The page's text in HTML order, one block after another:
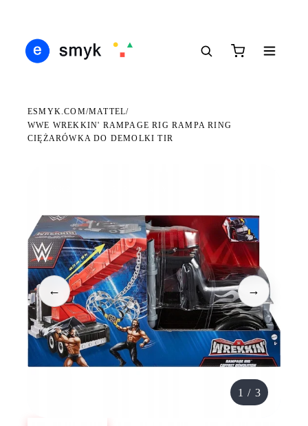
ESMYK.COM/MATTEL/
WWE WREKKIN' RAMPAGE RIG RAMPA RING
CIĘŻARÓWKA DO DEMOLKI TIR
← →
1 / 3